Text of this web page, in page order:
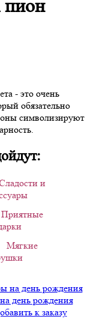
пион
- это очень
обязательно
символизируют
и
Приятные
Мягкие
день рождения
к заказу